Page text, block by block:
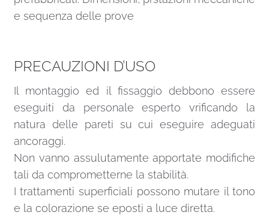
e sequenza delle prove
PRECAUZIONI D’USO
Il montaggio ed il fissaggio debbono essere
eseguiti da personale esperto vrificando la
natura delle pareti su cui eseguire adeguati
ancoraggi.
Non vanno assulutamente apportate modifiche
tali da comprometterne la stabilità.
I trattamenti superficiali possono mutare il tono
e la colorazione se eposti a luce diretta.